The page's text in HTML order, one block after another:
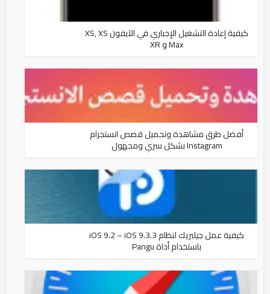
كيفية إعادة التشغيل الإجباري في الآيفون XS, XS
Max و XR
أفضل طرق مشاهدة وتحميل قصص انستجرام
Instagram بشكل سري ومجهول
كيفية عمل جيلبريك لنظام iOS 9.2 – iOS 9.3.3
باستخدام أداة Pangu